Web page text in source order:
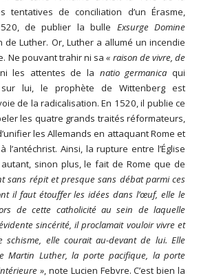
tentatives de conciliation d’un Érasme,
de publier la bulle Exsurge Domine
de Luther. Or, Luther a allumé un incendie
Ne pouvant trahir ni sa« raison de vivre, de
les attentes de la natio germanica qui
sur lui, le prophète de Wittenberg est
de la radicalisation. En 1520, il publie ce
les quatre grands traités réformateurs,
les Allemands en attaquant Rome et
Ainsi, la rupture entre l’Église
sinon plus, le fait de Rome que de
sans répit et presque sans débat parmi ces
il faut étouffer les idées dans l’œuf, elle le
de cette catholicité au sein de laquelle
sincérité, il proclamait vouloir vivre et
schisme, elle courait au-devant de lui. Elle
Martin Luther, la porte pacifique, la porte
», note Lucien Febvre. C’est bien la